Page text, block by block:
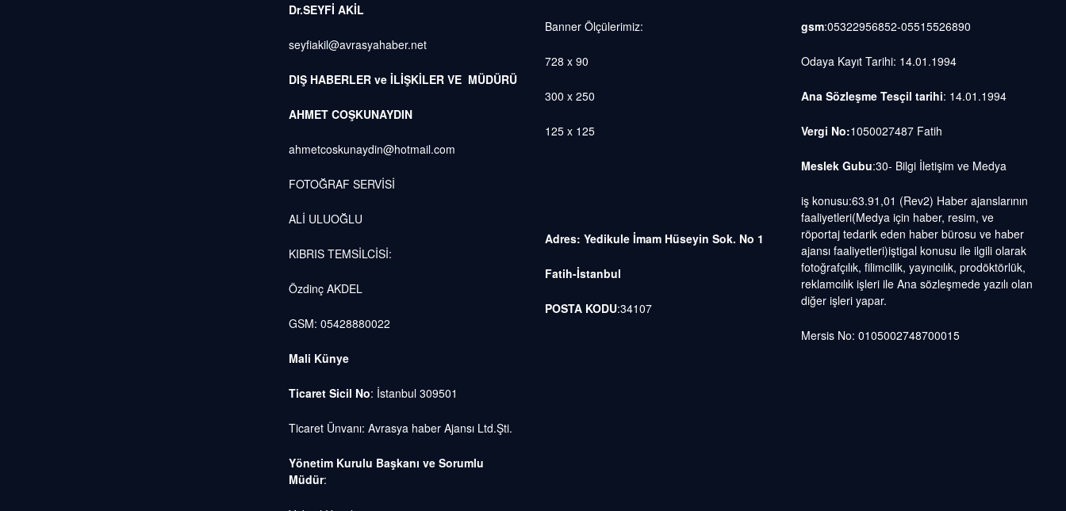
Dr.SEYFİ AKİL
seyfiakil@avrasyahaber.net
DIŞ HABERLER ve İLİŞKİLER VE MÜDÜRÜ
AHMET COŞKUNAYDIN
ahmetcoskunaydin@hotmail.com
FOTOĞRAF SERVİSİ
ALİ ULUOĞLU
KIBRIS TEMSİLCİSİ:
Özdinç AKDEL
GSM: 05428880022
Mali Künye
Ticaret Sicil No: İstanbul 309501
Ticaret Ünvanı: Avrasya haber Ajansı Ltd.Şti.
Yönetim Kurulu Başkanı ve Sorumlu
Müdür:
Banner Ölçülerimiz:
728 x 90
300 x 250
125 x 125
Adres: Yedikule İmam Hüseyin Sok. No 1
Fatih-İstanbul
POSTA KODU:34107
gsm:05322956852-05515526890
Odaya Kayıt Tarihi: 14.01.1994
Ana Sözleşme Tesçil tarihi: 14.01.1994
Vergi No:1050027487 Fatih
Meslek Gubu:30- Bilgi İletişim ve Medya
iş konusu:63.91,01 (Rev2) Haber ajanslarının
faaliyetleri(Medya için haber, resim, ve
röportaj tedarik eden haber bürosu ve haber
ajansı faaliyetleri)iştigal konusu ile ilgili olarak
fotoğrafçılık, filimcilik, yayıncılık, prodöktörlük,
reklamcılık işleri ile Ana sözleşmede yazılı olan
diğer işleri yapar.
Mersis No: 0105002748700015